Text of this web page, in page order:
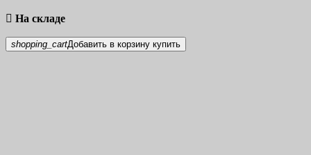
 На складе
shopping_cartДобавить в корзину купить